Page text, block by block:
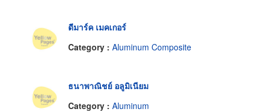
ดีมาร์ค เมคเกอร์
Category : Aluminum Composite
ธนาพาณิชย์ อลูมิเนียม
Category : Aluminum